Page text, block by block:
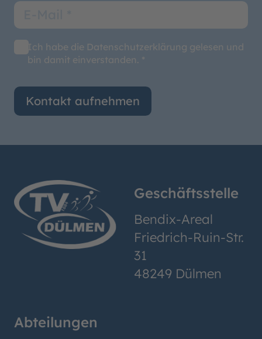
Ich habe die Datenschutzerklärung gelesen und
bin damit einverstanden. *
Kontakt aufnehmen
Geschäftsstelle
Bendix-Areal
Friedrich-Ruin-Str.
31
48249 Dülmen
Abteilungen